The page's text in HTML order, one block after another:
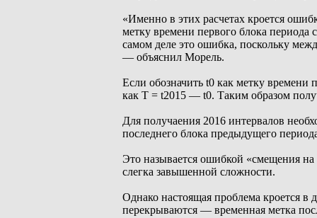
«Именно в этих расчетах кроется
метку времени первого блока
самом деле это ошибка, поскольку
— объяснил Морель.
Если обозначить t0 как метку времени
как T = t2015 — t0. Таким образом
Для получаения 2016 интервалов
последнего блока предыдущего
Это называется ошибкой «смещения
слегка завышенной сложности.
Однако настоящая проблема кроется в
перекрываются — временная метка